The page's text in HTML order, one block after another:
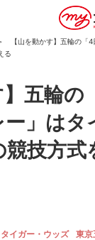
【山を動かす】五輪の「
る
】五輪の
ー」はタ
技方式
タイガー・ウッズ 東京